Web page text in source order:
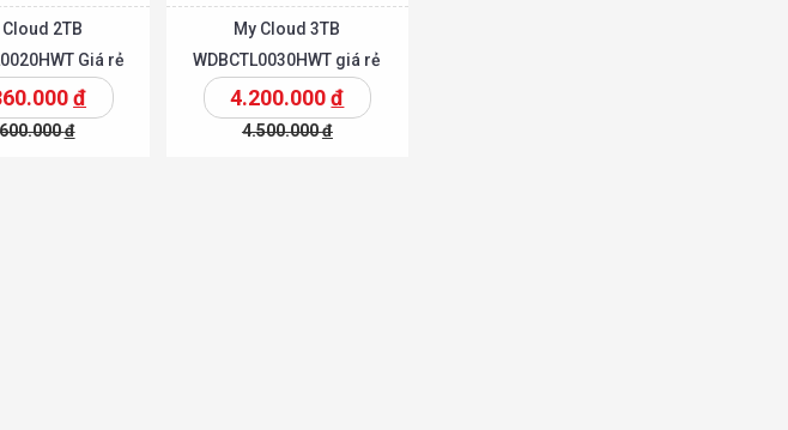
Cloud 2TB
Giá rẻ
đ
đ
Thêm vào giỏ
My Cloud 3TB
WDBCTL0030HWT giá rẻ
4.200.000đ
4.500.000đ